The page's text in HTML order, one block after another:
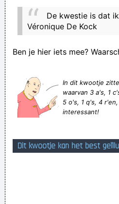
De kwestie is dat
Véronique De Kock
Ben je hier iets mee?
In dit kwootje
waarvan 3 a's, 1
5 o's, 1 q's, 4
interessant!
Dit kwootje kan het best